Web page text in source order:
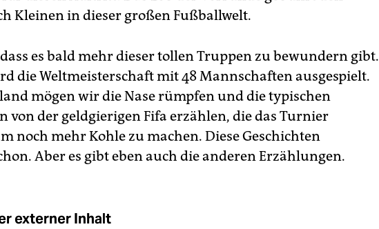
Kleinen in dieser großen Fußballwelt.
es bald mehr dieser tollen Truppen zu bewundern gibt.
die Weltmeisterschaft mit 48 Mannschaften ausgespielt.
mögen wir die Nase rümpfen und die typischen
von der geldgierigen Fifa erzählen, die das Turnier
noch mehr Kohle zu machen. Diese Geschichten
Aber es gibt eben auch die anderen Erzählungen.
externer Inhalt